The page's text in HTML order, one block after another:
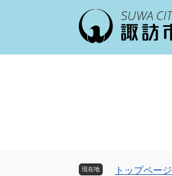
現在地 トップページ